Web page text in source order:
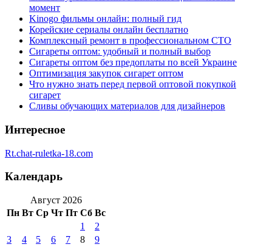
момент
Kinogo фильмы онлайн: полный гид
Корейские сериалы онлайн бесплатно
Комплексный ремонт в профессиональном СТО
Сигареты оптом: удобный и полный выбор
Сигареты оптом без предоплаты по всей Украине
Оптимизация закупок сигарет оптом
Что нужно знать перед первой оптовой покупкой
сигарет
Сливы обучающих материалов для дизайнеров
Интересное
Rt.chat-ruletka-18.com
Календарь
Август 2026
Пн Вт Ср Чт Пт Сб Вс
1
2
3
4 5 6 7 8
9